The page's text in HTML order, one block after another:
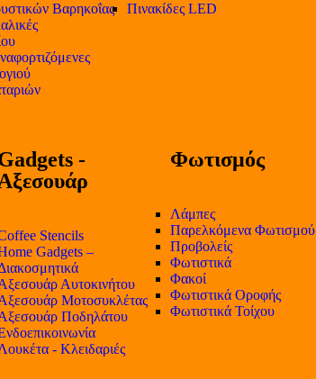
Βαρηκοΐας
Πινακίδες LED
-
Stencils
Gadgets –
Αυτοκινήτου
Μοτοσυκλέτας
Ποδηλάτου
- Κλειδαριές
Φωτισμός
Λάμπες
Παρελκόμενα Φωτισμού
Προβολείς
Φωτιστικά
Φακοί
Φωτιστικά Οροφής
Φωτιστικά Τοίχου